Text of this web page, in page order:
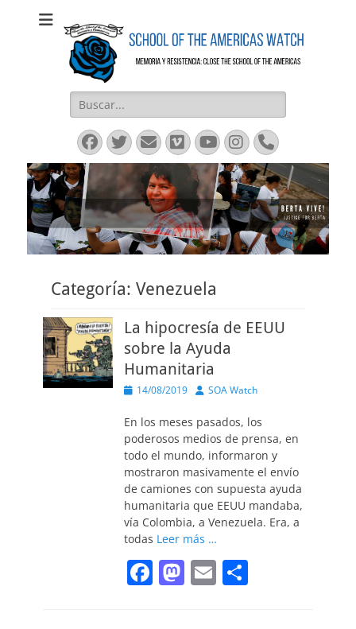
SOAW
SOAW
Buscar:
Facebook
Twitter
EmailVimeoYouTube
Instagram
Phone
Categoría: Venezuela
La hipocresía de EEUU
sobre la Ayuda
Humanitaria
Publicado
14/08/2019 AutorSOA Watch
En los meses pasados, los
poderosos medios de prensa, en
todo el mundo, informaron y
mostraron masivamente el envío
de camiones con supuesta ayuda
humanitaria que EEUU mandaba,
vía Colombia, a Venezuela. Era, a
todas Leer más …
F M E